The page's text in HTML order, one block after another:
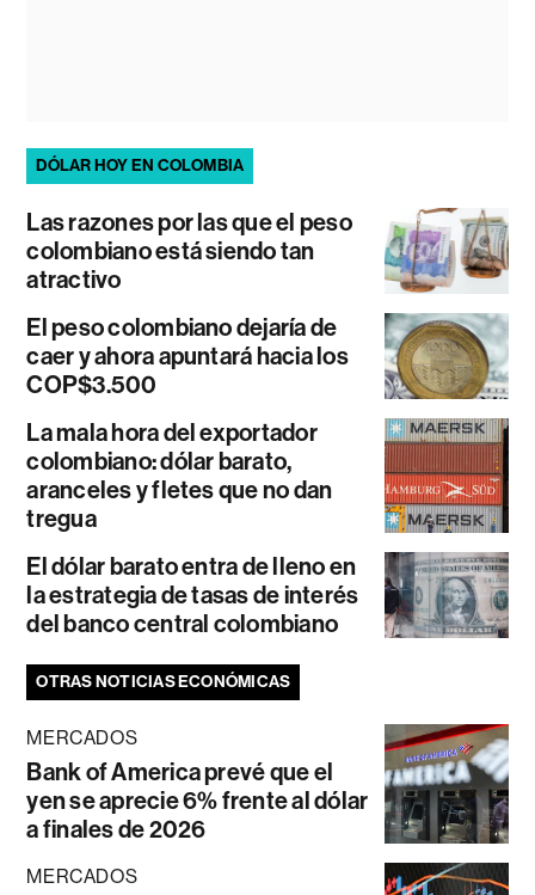
DÓLAR HOY EN COLOMBIA
Las razones por las que el peso
colombiano está siendo tan
atractivo
El peso colombiano dejaría de
caer y ahora apuntará hacia los
COP$3.500
La mala hora del exportador
colombiano: dólar barato,
aranceles y fletes que no dan
tregua
El dólar barato entra de lleno en
la estrategia de tasas de interés
del banco central colombiano
OTRAS NOTICIAS ECONÓMICAS
MERCADOS
Bank of America prevé que el
yen se aprecie 6% frente al dólar
a finales de 2026
MERCADOS